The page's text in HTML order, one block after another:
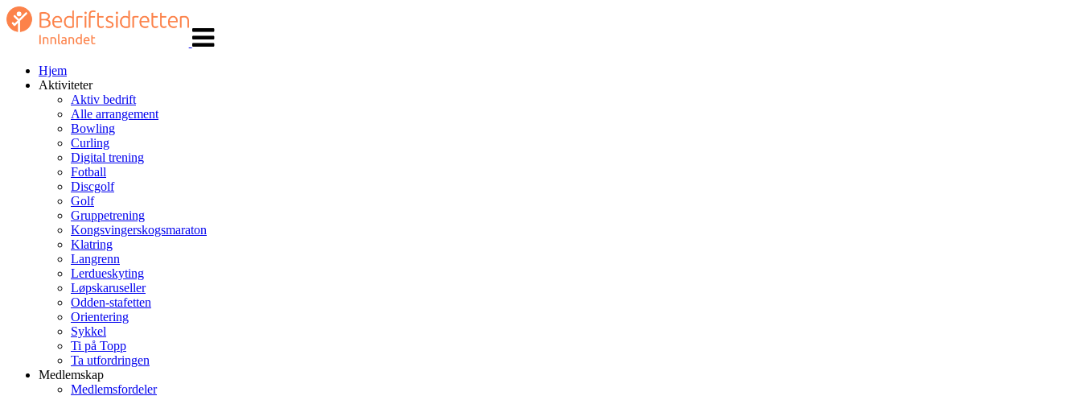
navigasjon
Hjem
Aktiviteter
Aktiv bedrift
Alle arrangement
Bowling
Curling
Digital trening
Fotball
Discgolf
Golf
Gruppetrening
Kongsvingerskogsmaraton
Klatring
Langrenn
Lerdueskyting
Løpskaruseller
Odden-stafetten
Orientering
Sykkel
Ti på Topp
Ta utfordringen
Medlemskap
Medlemsfordeler